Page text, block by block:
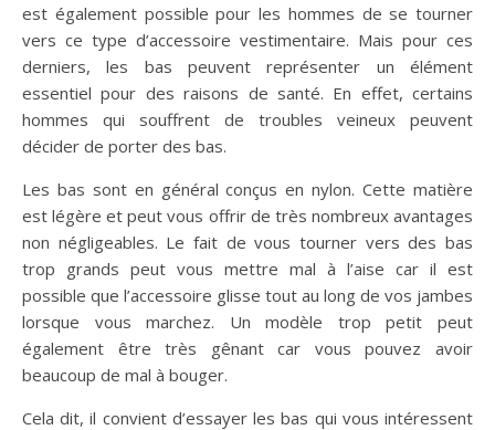
est également possible pour les hommes de se tourner
vers ce type d’accessoire vestimentaire. Mais pour ces
derniers, les bas peuvent représenter un élément
essentiel pour des raisons de santé. En effet, certains
hommes qui souffrent de troubles veineux peuvent
décider de porter des bas.
Les bas sont en général conçus en nylon. Cette matière
est légère et peut vous offrir de très nombreux avantages
non négligeables. Le fait de vous tourner vers des bas
trop grands peut vous mettre mal à l’aise car il est
possible que l’accessoire glisse tout au long de vos jambes
lorsque vous marchez. Un modèle trop petit peut
également être très gênant car vous pouvez avoir
beaucoup de mal à bouger.
Cela dit, il convient d’essayer les bas qui vous intéressent